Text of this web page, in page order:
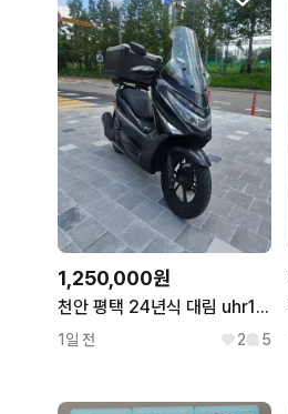
1,250,000원
천안 평택 24년식 대림 uhr125 관리상태좋은 배달풀세팅스쿠터
1일 전 2 5